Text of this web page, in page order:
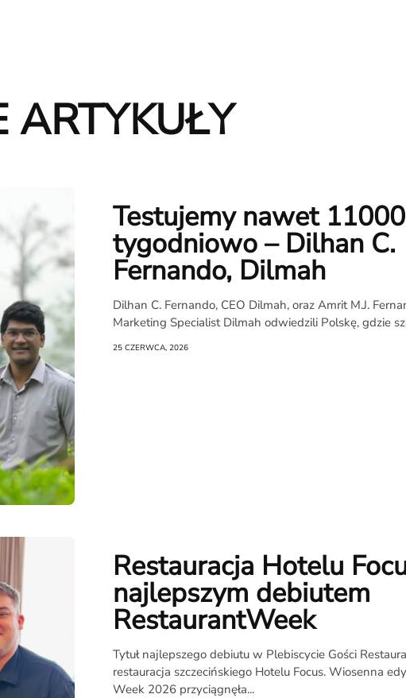
ARTYKUŁY
Testujemy nawet
tygodniowo – Dilhan C.
Fernando, Dilmah
Dilhan C. Fernando, CEO Dilmah, oraz Amrit M.J.
Marketing Specialist Dilmah odwiedzili Polskę, gdzie
25 CZERWCA, 2026
Restauracja Hotelu
najlepszym debiutem
RestaurantWeek
Tytuł najlepszego debiutu w Plebiscycie Gości
restauracja szczecińskiego Hotelu Focus. Wiosenna
Week 2026 przyciągnęła...